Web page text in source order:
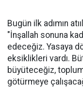
Bugün ilk adımın
"İnşallah sonuna
edeceğiz. Yasaya
eksiklikleri vardı.
büyüteceğiz,
götürmeye